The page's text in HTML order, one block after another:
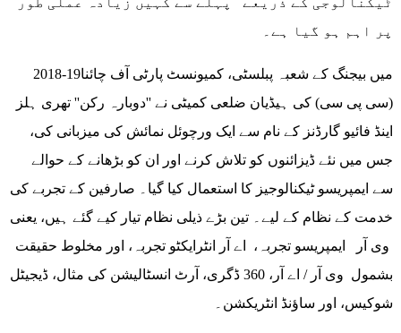
پر اہم ہو گیا ہے۔
2018-19میں بیجنگ کے شعبہ پبلسٹی، کمیونسٹ پارٹی آف چائنا
(سی پی سی) کی ہیڈیان ضلعی کمیٹی نے ''دوبارہ رکن'' تھری ہلز
اینڈ فائیو گارڈنز کے نام سے ایک ورچوئل نمائش کی میزبانی کی،
جس میں نئے ڈیزائنوں کو تلاش کرنے اور ان کو بڑھانے کے حوالے
سے ایمپریسو ٹیکنالوجیز کا استعمال کیا گیا۔ صارفین کے تجربے کی
خدمت کے نظام کے لیے۔ تین بڑے ذیلی نظام تیار کیے گئے ہیں، یعنی
وی آر ایمپریسو تجربہ، اے آر انٹرایکٹو تجربہ، اور مخلوط حقیقت
بشمول وی آر / اے آر، 360 ڈگری، آرٹ انسٹالیشن کی مثال، ڈیجیٹل
شوکیس، اور ساؤنڈ انٹریکشن۔